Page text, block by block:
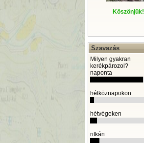
Köszönjük!
Szavazás
Milyen gyakran
kerékpározol?
naponta
hétköznapokon
hétvégeken
ritkán